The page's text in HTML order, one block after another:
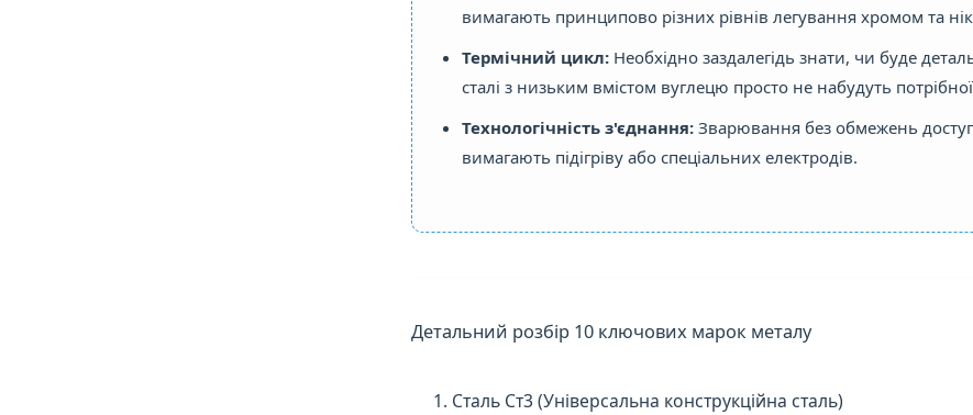
вимагають принципово різних рівнів легування хромом та
Термічний цикл:Необхідно заздалегідь знати, чи буде
сталі з низьким вмістом вуглецю просто не набудуть потрібної
Технологічність з'єднання:Зварювання без обмежень
вимагають підігріву або спеціальних електродів.
Детальний розбір 10 ключових марок металу
1. Сталь Ст3 (Універсальна конструкційна сталь)